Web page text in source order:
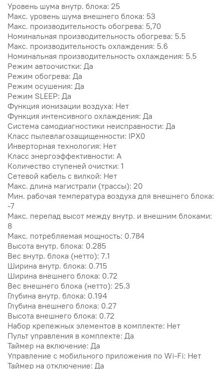
Уровень шума внутр. блока: 25
Макс. уровень шума внешнего блока: 53
Макс. производительность обогрева: 5,70
Номинальная производительность обогрева: 5.5
Макс. производительность охлаждения: 5.6
Номинальная производительность охлаждения: 5.5
Режим автоочистки: Да
Режим обогрева: Да
Режим осушения: Да
Режим SLEEP: Да
Функция ионизации воздуха: Нет
Функция интенсивного охлаждения: Да
Система самодиагностики неисправности: Да
Класс пылевлагозащищенности: IPX0
Инверторная технология: Нет
Класс энергоэффективности: A
Количество ступеней очистки: 1
Сетевой кабель с вилкой: Нет
Макс. длина магистрали (трассы): 20
Мин. рабочая температура воздуха для внешнего блока:
-7
Макс. перепад высот между внутр. и внешним блоками:
8
Макс. потребляемая мощность: 0.784
Высота внутр. блока: 0.285
Вес внутр. блока (нетто): 7.1
Ширина внутр. блока: 0.715
Ширина внешнего блока: 0.72
Вес внешнего блока (нетто): 25.3
Глубина внутр. блока: 0.194
Глубина внешнего блока: 0.27
Высота внешнего блока: 0.72
Набор крепежных элементов в комплекте: Нет
Пульт управления в комплекте: Да
Таймер на включение: Да
Управление c мобильного приложения по Wi-Fi: Нет
Таймер на отключение: Да